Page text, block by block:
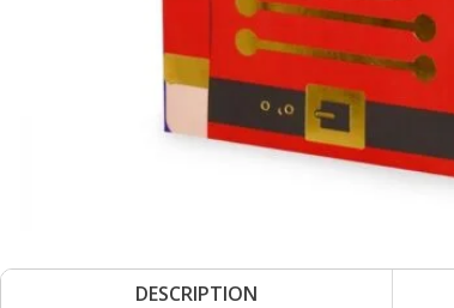
DESCRIPTION